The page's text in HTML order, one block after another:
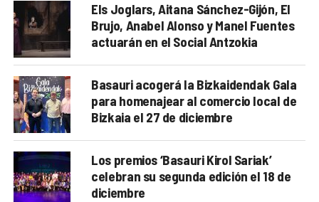
Els Joglars, Aitana Sánchez-Gijón, El
Brujo, Anabel Alonso y Manel Fuentes
actuarán en el Social Antzokia
Basauri acogerá la Bizkaidendak Gala
para homenajear al comercio local de
Bizkaia el 27 de diciembre
Los premios ‘Basauri Kirol Sariak’
celebran su segunda edición el 18 de
diciembre